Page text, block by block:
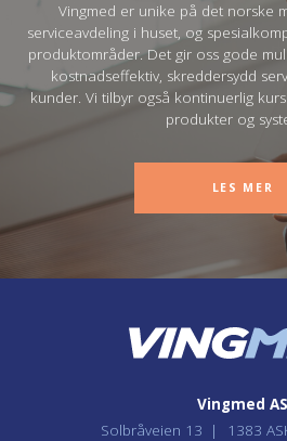
Vingmed er unike på det norske
serviceavdeling i huset, og
produktområder. Det gir oss gode
kostnadseffektiv, skreddersydd
kunder. Vi tilbyr også kontinuerlig
produkter og
LES MER
Vingmed AS
Solbråveien 13
1383